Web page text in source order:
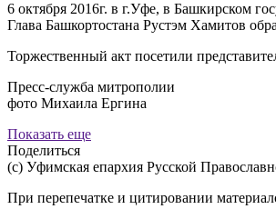
6 октября 2016г. в г.Уфе, в Башкирском
Глава Башкортостана Рустэм Хамитов
Торжественный акт посетили
Пресс-служба митрополии
фото Михаила Ергина
Показать еще
Поделиться
(с) Уфимская епархия Русской
При перепечатке и цитировании